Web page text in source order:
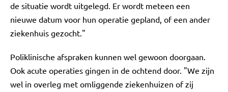
de situatie wordt uitgelegd. Er wordt meteen een
nieuwe datum voor hun operatie gepland, of een ander
ziekenhuis gezocht."
Poliklinische afspraken kunnen wel gewoon doorgaan.
Ook acute operaties gingen in de ochtend door. "We zijn
wel in overleg met omliggende ziekenhuizen of zij